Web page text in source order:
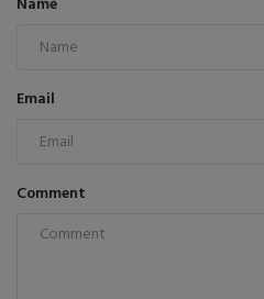
Name
Email
Comment